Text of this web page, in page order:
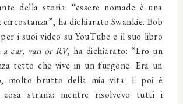
della storia: “essere nomade è una
circostanza”, ha dichiarato Swankie. Bob
i suoi video su YouTube e il suo libro
car, van or RV, ha dichiarato: “Ero un
tetto che vive in un furgone. Era un
molto brutto della mia vita. E poi è
cosa strana: mentre risolvevo tutti i